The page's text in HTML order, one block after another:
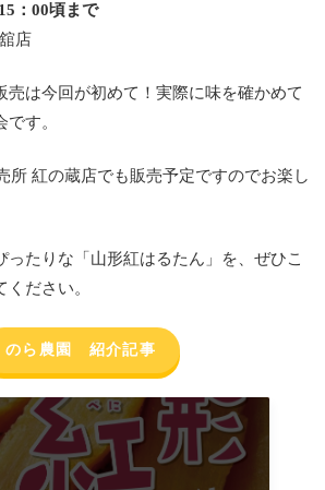
：00頃まで
店
売は今回が初めて！実際に味を確かめて
す。
所 紅の蔵店でも販売予定ですのでお楽し
ったりな「山形紅はるたん」を、ぜひこ
ださい。
のら農園 紹介記事